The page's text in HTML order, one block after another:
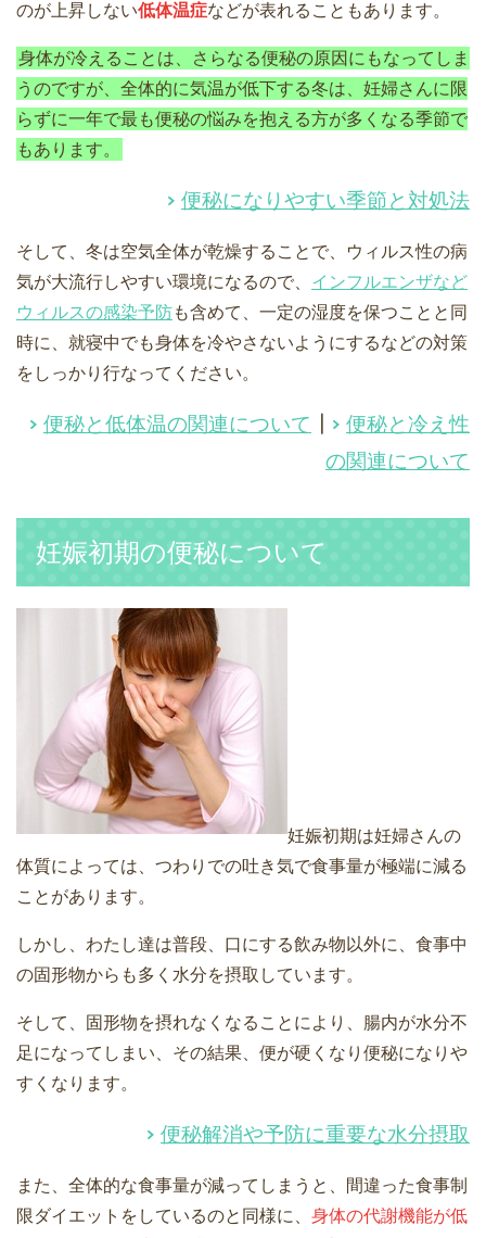
のが上昇しない低体温症などが表れることもあります。
身体が冷えることは、さらなる便秘の原因にもなってしま
うのですが、全体的に気温が低下する冬は、妊婦さんに限
らずに一年で最も便秘の悩みを抱える方が多くなる季節で
もあります。
便秘になりやすい季節と対処法
そして、冬は空気全体が乾燥することで、ウィルス性の病
気が大流行しやすい環境になるので、 インフルエンザなど
ウィルスの感染予防も含めて、一定の湿度を保つことと同
時に、就寝中でも身体を冷やさないようにするなどの対策
をしっかり行なってください。
便秘と低体温の関連について
便秘と冷え性
の関連について
妊娠初期の便秘について
妊娠初期は妊婦さんの
体質によっては、つわりでの吐き気で食事量が極端に減る
ことがあります。
しかし、わたし達は普段、口にする飲み物以外に、食事中
の固形物からも多く水分を摂取しています。
そして、固形物を摂れなくなることにより、腸内が水分不
足になってしまい、その結果、便が硬くなり便秘になりや
すくなります。
便秘解消や予防に重要な水分摂取
また、全体的な食事量が減ってしまうと、間違った食事制
限ダイエットをしているのと同様に、 身体の代謝機能が低